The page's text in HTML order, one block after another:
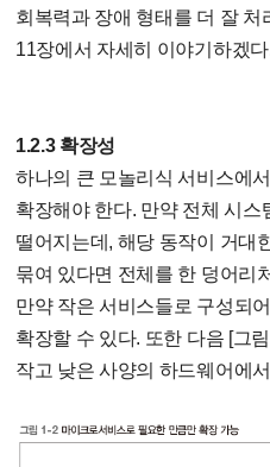
회복력과 장애 형태를 더 잘 처
11장에서 자세히 이야기하겠
1.2.3 확장성
하나의 큰 모놀리식 서비스에
확장해야 한다. 만약 전체 시스
떨어지는데, 해당 동작이 거대
묶여 있다면 전체를 한 덩어리
만약 작은 서비스들로 구성되
확장할 수 있다. 또한 다음 [그
작고 낮은 사양의 하드웨어에